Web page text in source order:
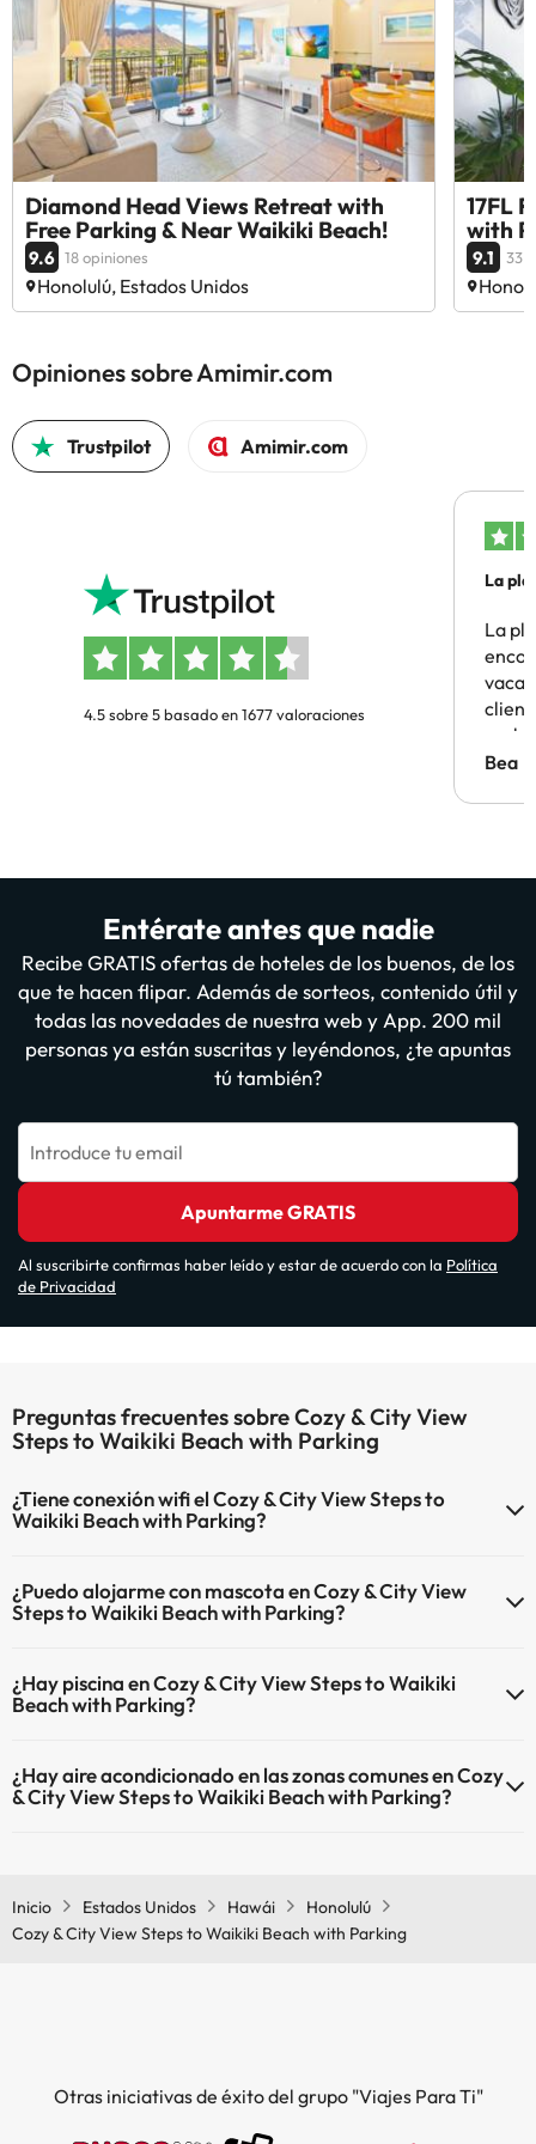
Diamond Head Views Retreat with
Free Parking & Near Waikiki Beach!
9.6 18 opiniones
Honolulú, Estados Unidos
17FL
with
9.1 33
Opiniones sobre Amimir.com
Trustpilot Amimir.com
4.5 sobre 5 basado en 1677 valoraciones
La
La
Bea
Entérate antes que nadie
Recibe GRATIS ofertas de hoteles de los buenos, de los
que te hacen flipar. Además de sorteos, contenido útil y
todas las novedades de nuestra web y App. 200 mil
personas ya están suscritas y leyéndonos, ¿te apuntas
tú también?
Introduce tu email
Apuntarme GRATIS
Al suscribirte confirmas haber leído y estar de acuerdo con la Política
de Privacidad
Preguntas frecuentes sobre Cozy & City View
Steps to Waikiki Beach with Parking
¿Tiene conexión wifi el Cozy & City View Steps to
Waikiki Beach with Parking?
Wi-Fi.
¿Puedo alojarme con mascota en Cozy & City View
Steps to Waikiki Beach with Parking?
admiten mascotas.
¿Hay piscina en Cozy & City View Steps to Waikiki
Beach with Parking?
piscina (este servicio puede ser de pago) Aquí tienes más info sobre
la piscina y otras instalaciones.
¿Hay aire acondicionado en las zonas comunes en Cozy
& City View Steps to Waikiki Beach with Parking?
Inicio
Estados Unidos Hawái
Honolulú
Cozy & City View Steps to Waikiki Beach with Parking
Otras iniciativas de éxito del grupo "Viajes Para Ti"